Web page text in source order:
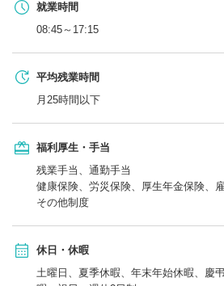
就業時間
08:45～17:15
平均残業時間
月25時間以下
福利厚生・手当
残業手当、通勤手当
健康保険、労災保険、厚生年金保険、
その他制度
休日・休暇
土曜日、夏季休暇、年末年始休暇、慶